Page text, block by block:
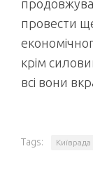
провести
крім
всі вони
Tags: Київрада